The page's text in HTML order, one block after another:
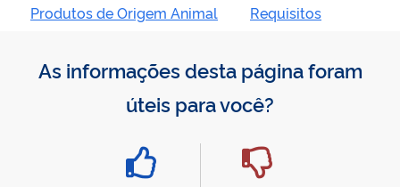
Produtos de Origem Animal
Requisitos
As informações desta página foram
úteis para você?